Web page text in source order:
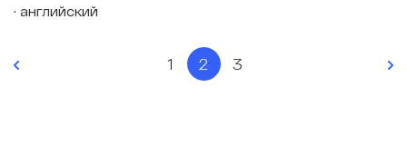
английский
1 2 3